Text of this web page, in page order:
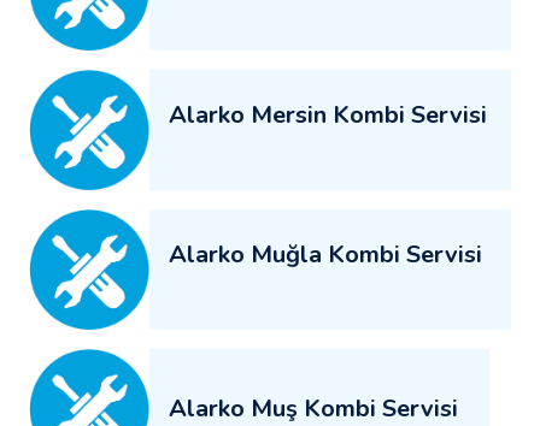
Alarko Mersin Kombi Servisi
Alarko Muğla Kombi Servisi
Alarko Muş Kombi Servisi